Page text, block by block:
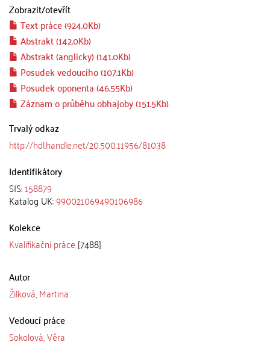
Zobrazit/otevřít
Text práce (924.0Kb)
Abstrakt (142.0Kb)
Abstrakt (anglicky) (141.0Kb)
Posudek vedoucího (107.1Kb)
Posudek oponenta (46.55Kb)
Záznam o průběhu obhajoby (151.5Kb)
Trvalý odkaz
http://hdl.handle.net/20.500.11956/81038
Identifikátory
SIS:158879
Katalog UK:990021069490106986
Kolekce
Kvalifikační práce [7488]
Autor
Žilková, Martina
Vedoucí práce
Sokolová, Věra